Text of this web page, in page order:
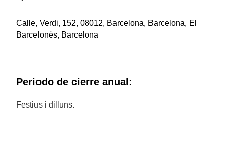
Calle, Verdi, 152, 08012, Barcelona, Barcelona, El
Barcelonès, Barcelona
Periodo de cierre anual:
Festius i dilluns.